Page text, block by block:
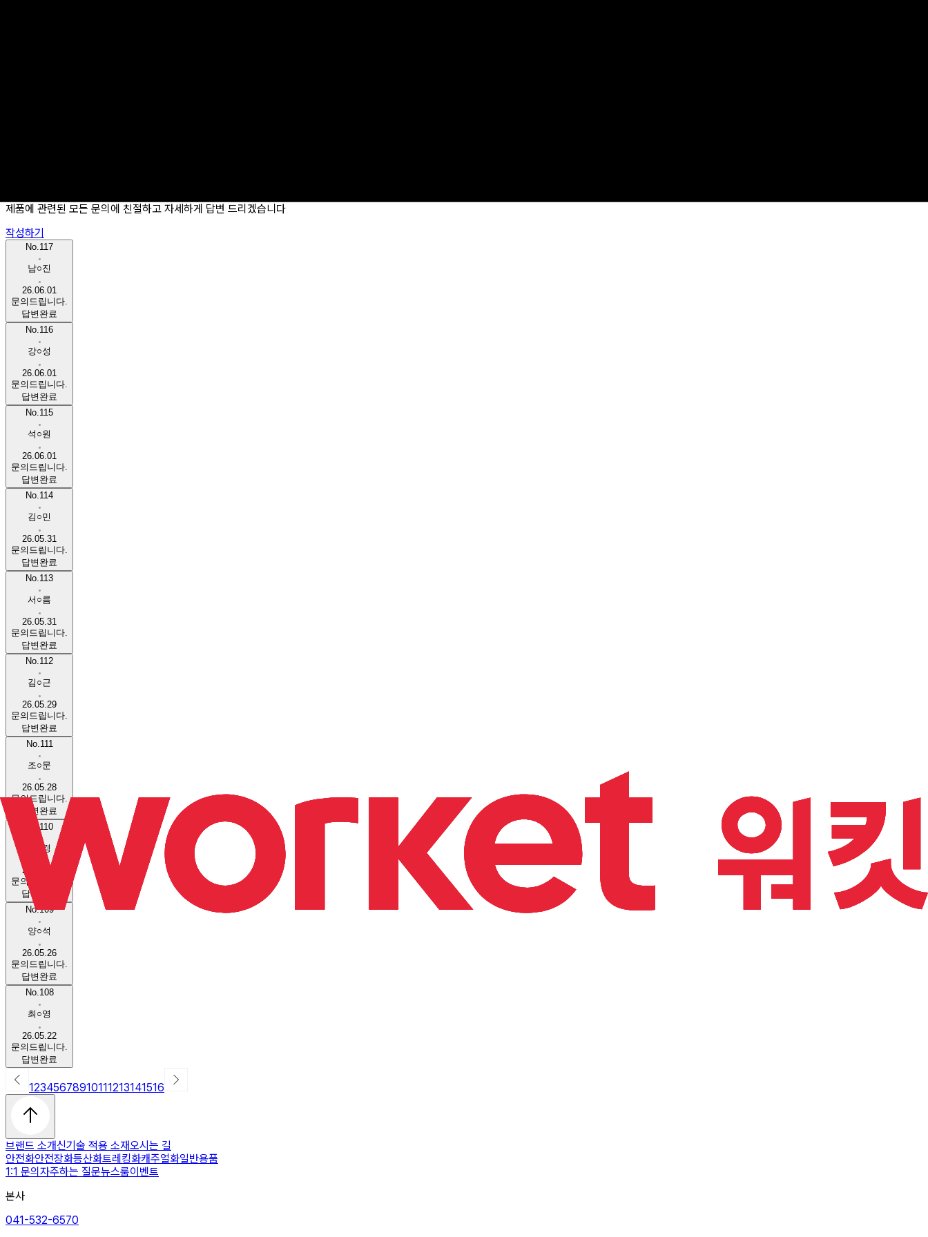
제품에 관련된 모든 문의에 친절하고 자세하게 답변 드리겠습니다
작성하기
No.117
남○진
26.06.01
문의드립니다.
답변완료
No.116
강○성
26.06.01
문의드립니다.
답변완료
No.115
석○원
26.06.01
문의드립니다.
답변완료
No.114
김○민
26.05.31
문의드립니다.
답변완료
No.113
서○름
26.05.31
문의드립니다.
답변완료
No.112
김○근
26.05.29
문의드립니다.
답변완료
No.111
조○문
26.05.28
문의드립니다.
답변완료
No.110
박○경
26.05.27
문의드립니다.
답변완료
No.109
양○석
26.05.26
문의드립니다.
답변완료
No.108
최○영
26.05.22
문의드립니다.
답변완료
12345678910111213141516
브랜드 소개신기술 적용 소재오시는 길
안전화안전장화등산화트레킹화캐주얼화일반용품
1:1 문의 자주하는 질문뉴스룸이벤트
본사
041-532-6570